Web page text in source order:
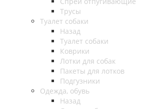
Трусы
Туалет собаки
Назад
Туалет собаки
Коврики
Лотки для собак
Пакеты для лотков
Подгузники
Одежда, обувь
Назад